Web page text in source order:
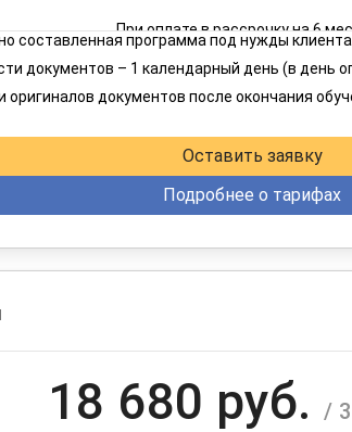
При оплате в рассрочку на 6
2 182 руб./ 3
составленная программа под нужды клиента
документов – 1 календарный день (в день
оригиналов документов после окончания
Оставить заявку
Подробнее о тарифах
18 680 руб./